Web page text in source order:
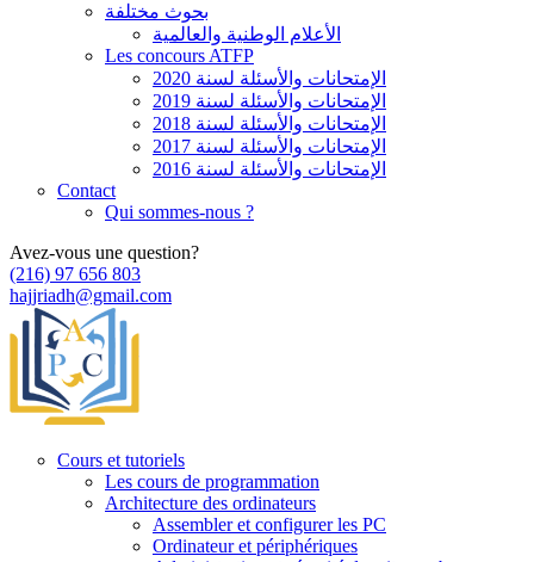
بحوث مختلفة
الأعلام الوطنية والعالمية
Les concours ATFP
الإمتحانات والأسئلة لسنة 2020
الإمتحانات والأسئلة لسنة 2019
الإمتحانات والأسئلة لسنة 2018
الإمتحانات والأسئلة لسنة 2017
الإمتحانات والأسئلة لسنة 2016
Contact
Qui sommes-nous ?
Avez-vous une question?
(216) 97 656 803
hajjriadh@gmail.com
Cours et tutoriels
Les cours de programmation
Architecture des ordinateurs
Assembler et configurer les PC
Ordinateur et périphériques